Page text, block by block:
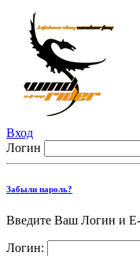
Вход
Логин
Забыли пароль?
Введите Ваш Логин и
Логин: